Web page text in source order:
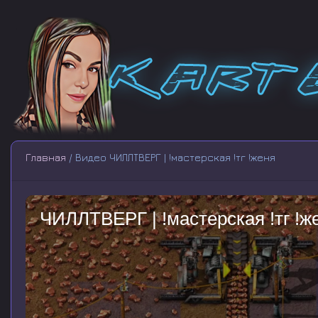
Главная / Видео ЧИЛЛТВЕРГ | !мастерская !тг !женя
ЧИЛЛТВЕРГ | !мастерская !тг